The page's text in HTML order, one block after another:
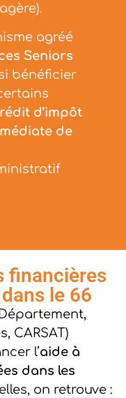
agréé
Seniors
bénéficier
d’impôt
de
financières
le 66
CARSAT)
l’aide à
dans les
on retrouve :